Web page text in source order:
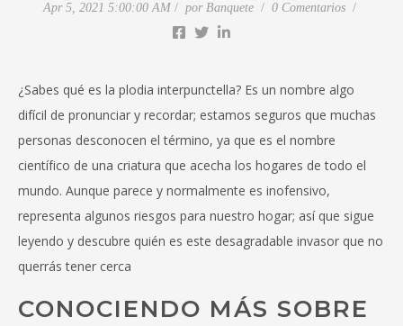
Apr 5, 2021 5:00:00 AM por Banquete 0 Comentarios
¿Sabes qué es la plodia interpunctella? Es un nombre algo
difícil de pronunciar y recordar; estamos seguros que muchas
personas desconocen el término, ya que es el nombre
científico de una criatura que acecha los hogares de todo el
mundo. Aunque parece y normalmente es inofensivo,
representa algunos riesgos para nuestro hogar; así que sigue
leyendo y descubre quién es este desagradable invasor que no
querrás tener cerca
CONOCIENDO MÁS SOBRE